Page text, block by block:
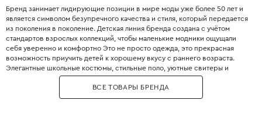
Бренд занимает лидирующие позиции в мире моды уже более 50 лет и
является символом безупречного качества и стиля, который передается
из поколения в поколение. Детская линия бренда создана с учётом
стандартов взрослых коллекций, чтобы маленькие модники ощущали
себя уверенно и комфортно Это не просто одежда, это прекрасная
возможность приучить детей к хорошему вкусу с раннего возраста.
Элегантные школьные костюмы, стильные поло, уютные свитеры и
практичные пуховики. Каждая деталь одежды Boss продумана до
мелочей, чтобы обеспечить не только стильный внешний вид, но и
максимальный комфорт.
ВСЕ ТОВАРЫ БРЕНДА